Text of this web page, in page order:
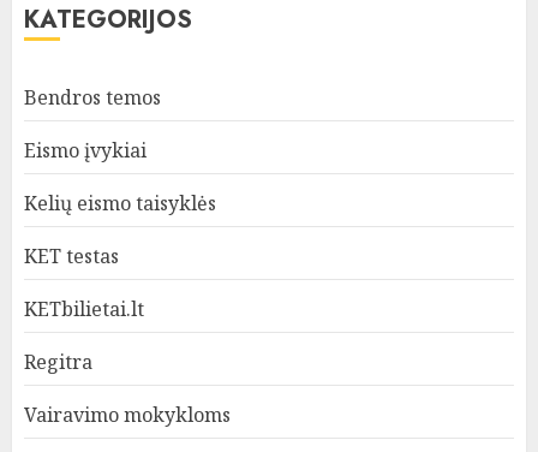
KATEGORIJOS
Bendros temos
Eismo įvykiai
Kelių eismo taisyklės
KET testas
KETbilietai.lt
Regitra
Vairavimo mokykloms